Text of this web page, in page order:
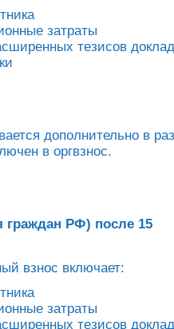
затраты
тезисов
дополнительно в
в оргвзнос.
граждан РФ) после 15
взнос включает:
затраты
тезисов